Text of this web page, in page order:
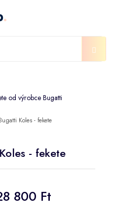
.
od výrobce Bugatti
- fekete
800 Ft